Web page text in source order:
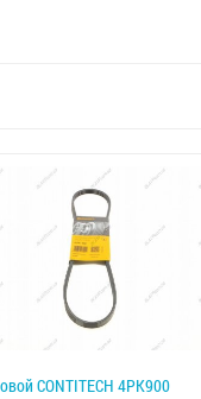
CONTITECH 4PK900